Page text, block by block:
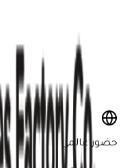
اشترك في نشرتنا
الصناعة
حضور عالمي